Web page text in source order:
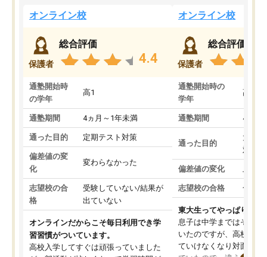
オンライン校
保護者
総合評価
4.4
通塾開始時
の学年
高1
通塾期間 4ヵ月～1年未満
通った目的 定期テスト対策
偏差値の変
化
変わらなかった
志望校の合
格
受験していない/結果が
出ていない
オンラインだからこそ毎日利用でき学
習習慣がついています。
高校入学してすぐは頑張っていました
オンライン校
保護者
総合評価
通塾開始時の
学年
高3
通塾期間 4ヵ月
通った目的
大学
対策
偏差値の変化 上が
志望校の合格 合格
東大生ってやっぱりすご
息子は中学まではそこそ
いたのですが、高校に入
ていけなくなり対面の塾